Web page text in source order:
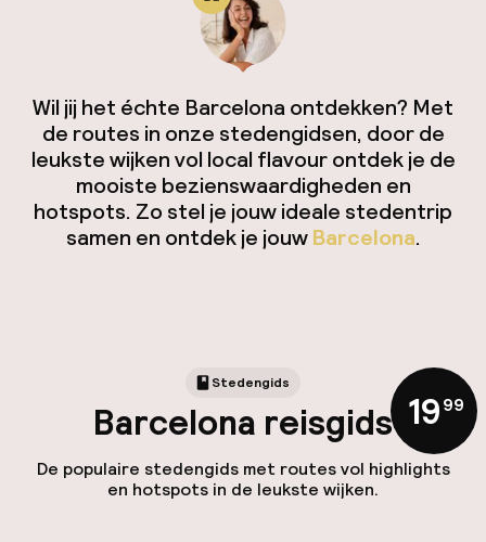
Wil jij het échte Barcelona ontdekken? Met
de routes in onze stedengidsen, door de
leukste wijken vol local flavour ontdek je de
mooiste bezienswaardigheden en
hotspots. Zo stel je jouw ideale stedentrip
samen en ontdek je jouwBarcelona.
Stedengids
Barcelona reisgids
De populaire stedengids met routes vol highlights
en hotspots in de leukste wijken.
19,99